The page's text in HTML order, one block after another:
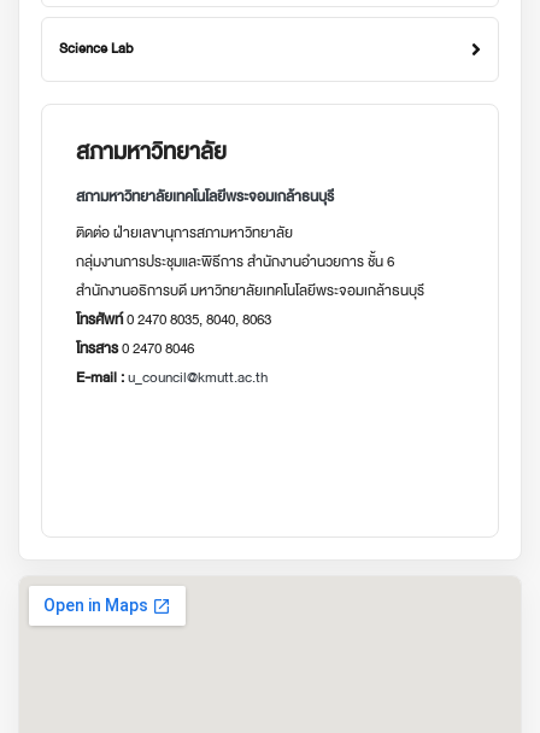
Science Lab
สภามหาวิทยาลัย
สภามหาวิทยาลัยเทคโนโลยีพระจอมเกล้าธนบุรี
ติดต่อ ฝ่ายเลขานุการสภามหาวิทยาลัย
กลุ่มงานการประชุมและพิธีการ สำนักงานอำนวยการ ชั้น 6
สำนักงานอธิการบดี มหาวิทยาลัยเทคโนโลยีพระจอมเกล้าธนบุรี
โทรศัพท์0 2470 8035, 8040, 8063
โทรสาร0 2470 8046
E-mail :u_council@kmutt.ac.th